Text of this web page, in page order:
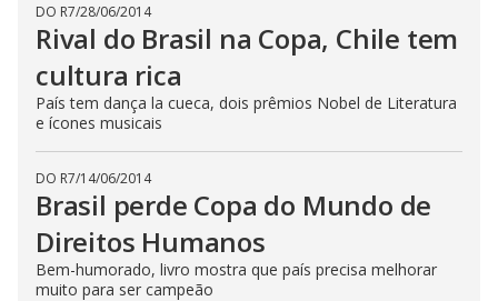
DO R7/28/06/2014
Rival do Brasil na Copa, Chile tem
cultura rica
País tem dança la cueca, dois prêmios Nobel de Literatura
e ícones musicais
DO R7/14/06/2014
Brasil perde Copa do Mundo de
Direitos Humanos
Bem-humorado, livro mostra que país precisa melhorar
muito para ser campeão